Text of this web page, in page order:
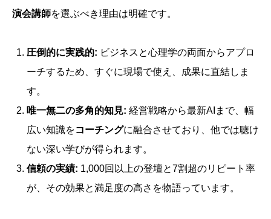
演会講師を選ぶべき理由は明確です。
圧倒的に実践的: ビジネスと心理学の両面からアプロ
ーチするため、すぐに現場で使え、成果に直結しま
す。
唯一無二の多角的知見: 経営戦略から最新AIまで、幅
広い知識をコーチングに融合させており、他では聴け
ない深い学びが得られます。
信頼の実績: 1,000回以上の登壇と7割超のリピート率
が、その効果と満足度の高さを物語っています。